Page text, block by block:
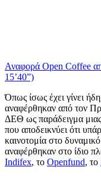
Αναφορά Open Coffee
15’40”)
Όπως ίσως έχει γίνει
αναφέρθηκαν από τον
ΔΕΘ ως παράδειγμα μιας
που αποδεικνύει ότι
καινοτομία στο
αναφέρθηκαν στο ίδιο
Indifex, το Openfund, το